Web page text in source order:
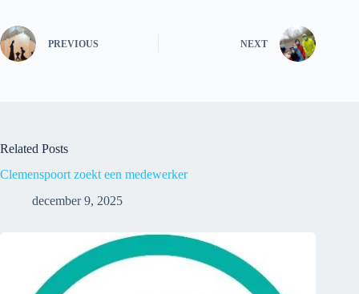
PREVIOUS NEXT
Related Posts
Clemenspoort zoekt een medewerker
december 9, 2025